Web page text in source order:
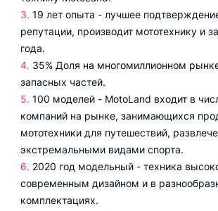
19 лет опыта - лучшее
репутации, производит мототехнику и
года.
35% Доля на многомиллионном
запасных частей.
100 моделей - MotoLand входит в
компаний на рынке, занимающихся
мототехники для путешествий,
экстремальными видами спорта.
2020 год модельный - техника
современным дизайном и в
комплектациях.